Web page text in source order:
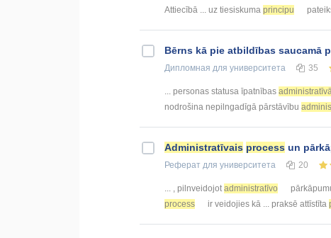
Attiecībā ... uz tiesiskuma principu
Bērns kā pie atbildības saucamā
Дипломная для университета 35
... personas statusa īpatnības administratīvā
nodrošina nepilngadīgā pārstāvību
Administratīvais process un
Реферат для университета 20
... , pilnveidojot administratīvo
process
ir veidojies kā ... praksē attīstīta